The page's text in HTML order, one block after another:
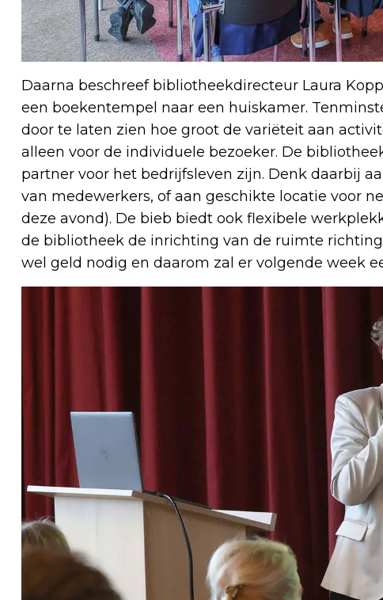
Daarna beschreef bibliotheekdirecteur Laura
een boekentempel naar een huiskamer.
door te laten zien hoe groot de variëteit aan
alleen voor de individuele bezoeker. De
partner voor het bedrijfsleven zijn. Denk daarbij
van medewerkers, of aan geschikte locatie voor
deze avond). De bieb biedt ook flexibele
de bibliotheek de inrichting van de ruimte
wel geld nodig en daarom zal er volgende week